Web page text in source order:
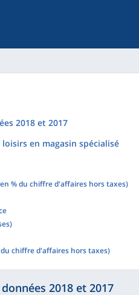
2018 et 2017
en magasin spécialisé
% du chiffre d'affaires hors taxes)
chiffre d'affaires hors taxes)
2018 et 2017